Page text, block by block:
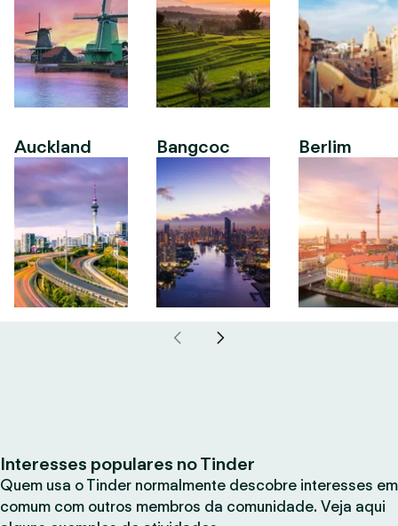
Auckland Bangcoc Berlim
Interesses populares no Tinder
Quem usa o Tinder normalmente descobre interesses em
comum com outros membros da comunidade. Veja aqui